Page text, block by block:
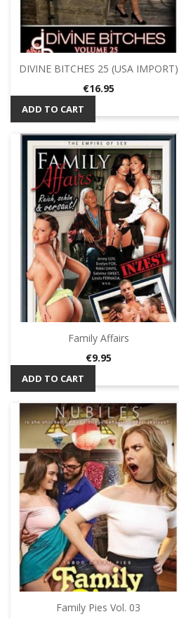
DIVINE BITCHES 25 (USA IMPORT)
Price
€16.95
ADD TO CART
Family Affairs
Price
€9.95
ADD TO CART
Family Pies Vol. 03